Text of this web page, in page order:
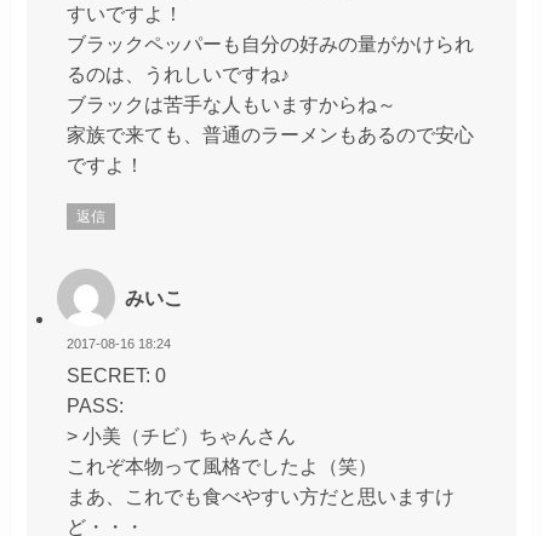
すいですよ！
ブラックペッパーも自分の好みの量がかけられ
るのは、うれしいですね♪
ブラックは苦手な人もいますからね～
家族で来ても、普通のラーメンもあるので安心
ですよ！
返信
みいこ
2017-08-16 18:24
SECRET: 0
PASS:
> 小美（チビ）ちゃんさん
これぞ本物って風格でしたよ（笑）
まあ、これでも食べやすい方だと思いますけ
ど・・・